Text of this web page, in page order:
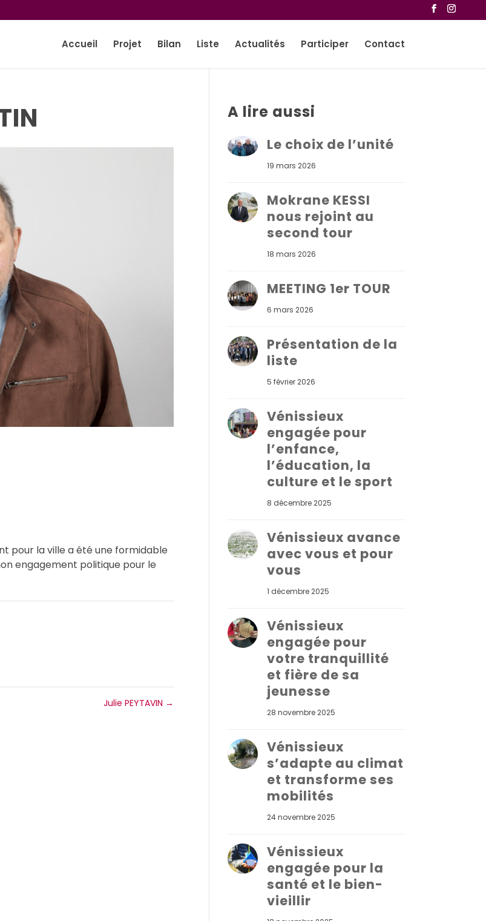
Accueil Projet Bilan Liste Actualités Participer Contact
pour la ville a été une formidable
engagement politique pour le
Julie PEYTAVIN →
A lire aussi
Le choix de l’unité
19 mars 2026
Mokrane KESSI
nous rejoint au
second tour
18 mars 2026
MEETING 1er TOUR
6 mars 2026
Présentation de la
liste
5 février 2026
Vénissieux
engagée pour
l’enfance,
l’éducation, la
culture et le sport
8 décembre 2025
Vénissieux avance
avec vous et pour
vous
1 décembre 2025
Vénissieux
engagée pour
votre tranquillité
et fière de sa
jeunesse
28 novembre 2025
Vénissieux
s’adapte au climat
et transforme ses
mobilités
24 novembre 2025
Vénissieux
engagée pour la
santé et le bien-
vieillir